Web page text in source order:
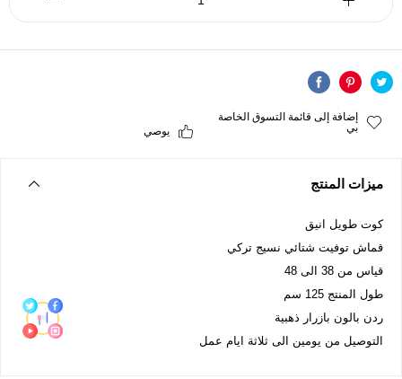
إضافة إلى قائمة التسوق الخاصة
بي
يوصي
ميزات المنتج
كوت طويل انيق
قماش توفيت شتائي نسيج تركي
قياس من 38 الى 48
طول المنتج 125 سم
ردن بالون بازرار ذهبية
التوصيل من يومين الى ثلاثة ايام عمل